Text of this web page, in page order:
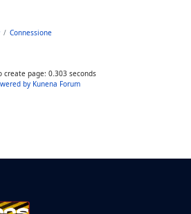
Connessione
create page: 0.303 seconds
by Kunena Forum